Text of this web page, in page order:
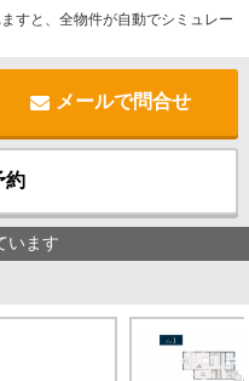
すと、全物件が自動でシミュレー
メールで問合せ
約
います